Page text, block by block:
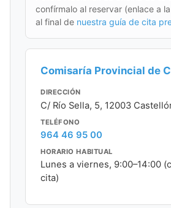
confírmalo al reservar (enlace a
al final de nuestra guía de cita
Comisaría Provincial de
DIRECCIÓN
C/ Río Sella, 5, 12003
TELÉFONO
964 46 95 00
HORARIO HABITUAL
Lunes a viernes, 9:00–14:00
cita)